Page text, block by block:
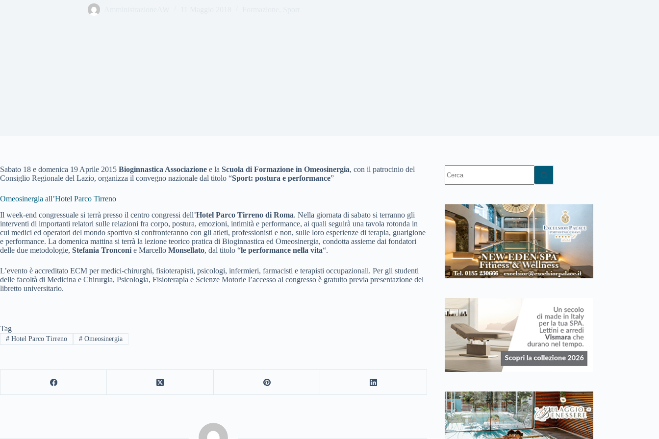
Sabato 18 e domenica 19 Aprile 2015 Bioginnastica Associazione e la Scuola di Formazione in Omeosinergia, con il patrocinio del
Consiglio Regionale del Lazio, organizza il convegno nazionale dal titolo “Sport: postura e performance”
Omeosinergia all’Hotel Parco Tirreno
Il week-end congressuale si terrà presso il centro congressi dell’Hotel Parco Tirreno di Roma. Nella giornata di sabato si terranno gli
interventi di importanti relatori sulle relazioni fra corpo, postura, emozioni, intimità e performance, ai quali seguirà una tavola rotonda in
cui medici ed operatori del mondo sportivo si confronteranno con gli atleti, professionisti e non, sulle loro esperienze di terapia, guarigione
e performance. La domenica mattina si terrà la lezione teorico pratica di Bioginnastica ed Omeosinergia, condotta assieme dai fondatori
delle due metodologie, Stefania Tronconi e Marcello Monsellato, dal titolo “le performance nella vita“.
L’evento è accreditato ECM per medici-chirurghi, fisioterapisti, psicologi, infermieri, farmacisti e terapisti occupazionali. Per gli studenti
delle facoltà di Medicina e Chirurgia, Psicologia, Fisioterapia e Scienze Motorie l’accesso al congresso è gratuito previa presentazione del
libretto universitario.
Tag
#Hotel Parco Tirreno #Omeosinergia
risultato